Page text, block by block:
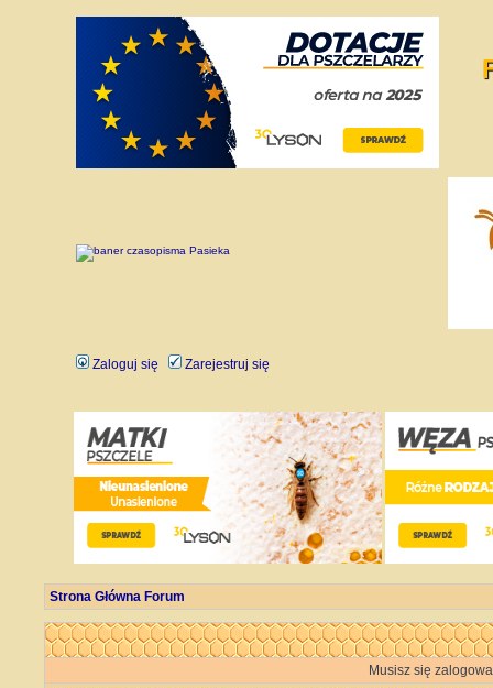
Zaloguj się Zarejestruj się
Strona Główna Forum
Musisz się